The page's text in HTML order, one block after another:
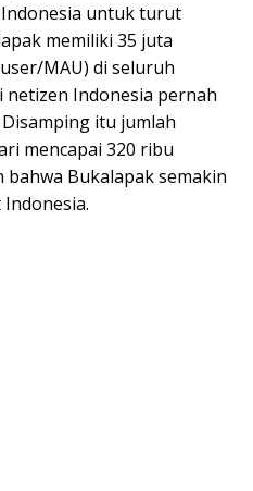
untuk turut
memiliki 35 juta
MAU) di seluruh
netizen Indonesia pernah
itu jumlah
mencapai 320 ribu
Bukalapak semakin